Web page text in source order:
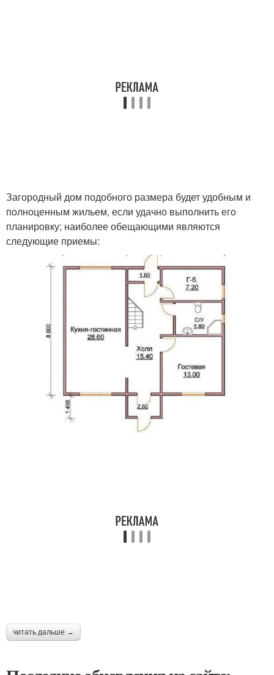
Загородный дом подобного размера будет удобным и
полноценным жильем, если удачно выполнить его
планировку; наиболее обещающими являются
следующие приемы:
читать дальше →